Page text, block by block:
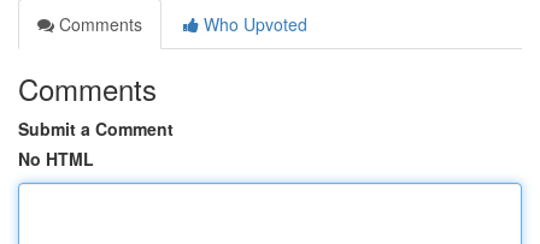
Comments
Who Upvoted
Comments
Submit a Comment
No HTML